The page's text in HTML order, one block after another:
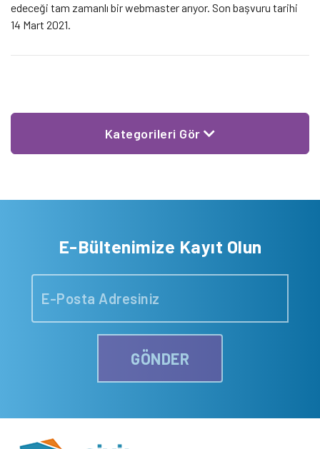
edeceği tam zamanlı bir webmaster arıyor. Son başvuru tarihi
14 Mart 2021.
Kategorileri Gör
E-Bültenimize Kayıt Olun
GÖNDER